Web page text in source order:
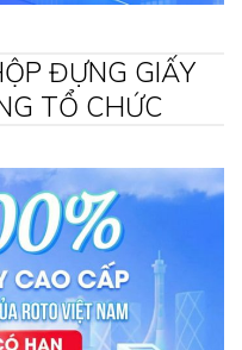
ĐỰNG GIẤY
TỔ CHỨC